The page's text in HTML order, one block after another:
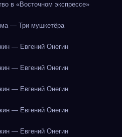
в «Восточном экспрессе»
— Три мушкетёра
— Евгений Онегин
— Евгений Онегин
— Евгений Онегин
— Евгений Онегин
— Евгений Онегин